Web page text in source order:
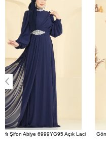
Gömlek Yakalı Tunik 3055KTR750 Mint